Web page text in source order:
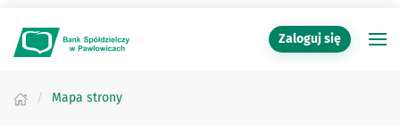
Zaloguj się
Mapa strony